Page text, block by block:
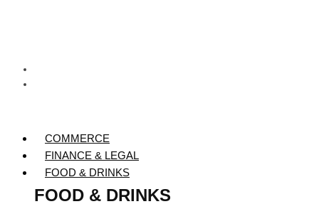
COMMERCE
FINANCE & LEGAL
FOOD & DRINKS
FOOD & DRINKS